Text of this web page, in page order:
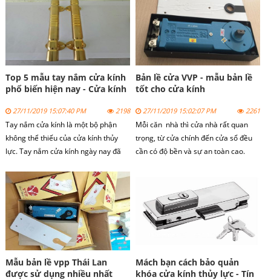
dụng nhiều nhất vẫn là kính cường
Top 5 mẫu tay nắm cửa kính
phổ biến hiện nay - Cửa kính
27/11/2019 15:07:40 PM 2198
Tay nắm cửa kính là một bộ phận
không thể thiếu của cửa kính thủy
lực. Tay nắm cửa kính ngày nay đã
hiện đại, được sử dụng rộng rãi tại
các cửa hàng, siêu thị, trung tâm
thương mại lớn cho đến nhà dân
dụng.
Bản lề cửa VVP - mẫu bản lề
tốt cho cửa kính
27/11/2019 15:02:07 PM 2261
Mỗi căn nhà thì cửa nhà rất quan
trọng, từ cửa chính đến cửa sổ đều
cần có độ bền và sự an toàn cao.
phải chọn lựa rất kỹ lưỡng để đảm
bảo an toàn cho cửa.
Mẫu bản lề vpp Thái Lan
được sử dụng nhiều nhất
Mách bạn cách bảo quản
khóa cửa kính thủy lực - Tín